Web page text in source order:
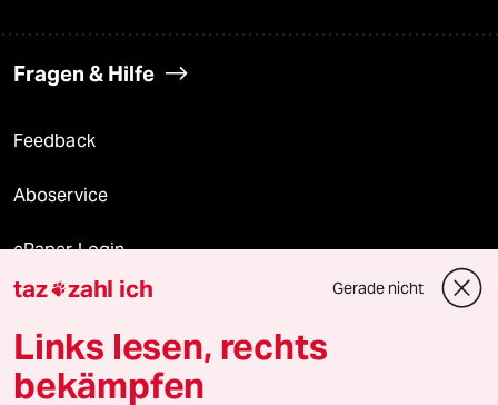
Fragen & Hilfe
Feedback
Aboservice
ePaper Login
Downloads für Abonnierende
taz zahl ich Gerade nicht
Links lesen, rechts
bekämpfen